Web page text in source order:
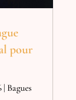
pour
| Bagues